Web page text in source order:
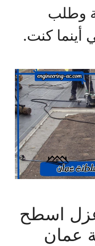
وطلب
أينما كنت.
اسطح
عمان